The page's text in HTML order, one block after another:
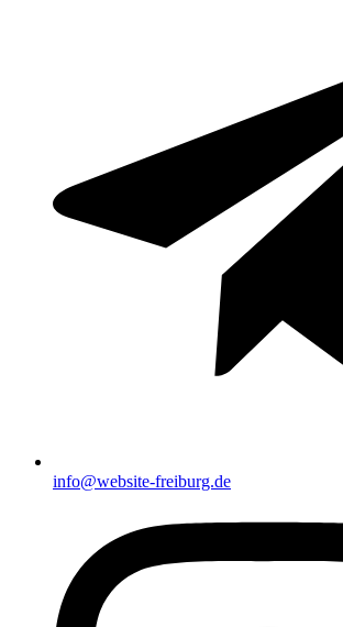
info@website-freiburg.de